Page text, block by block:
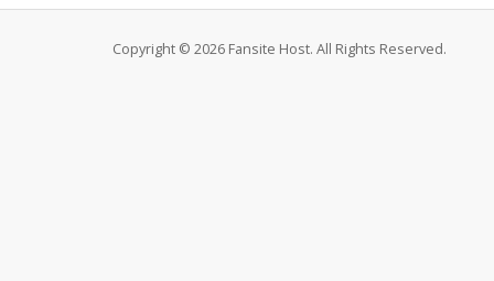
Copyright © 2026 Fansite Host. All Rights Reserved.